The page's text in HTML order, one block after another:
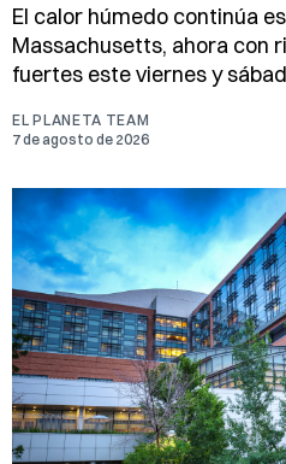
El calor húmedo continúa
Massachusetts, ahora con
fuertes este viernes y
EL PLANETA TEAM
7 de agosto de 2026